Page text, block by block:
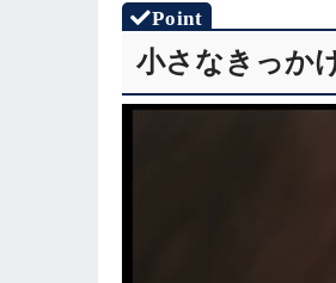
小さなきっか